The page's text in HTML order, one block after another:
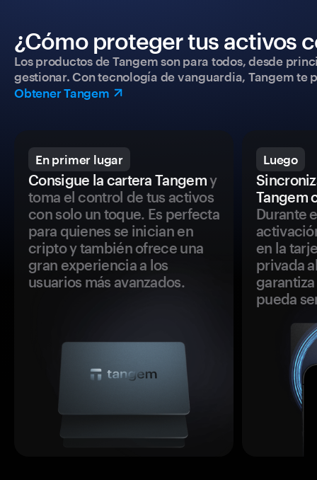
¿Cómo proteger tus activos
Los productos de Tangem son para todos, desde
gestionar. Con tecnología de vanguardia, Tangem
Obtener Tangem
En primer lugar
Consigue la cartera Tangemy
toma el control de tus activos
con solo un toque. Es perfecta
para quienes se inician en
cripto y también ofrece una
gran experiencia a los
usuarios más avanzados.
Luego
Tangem
Durante
en la
privada
pueda